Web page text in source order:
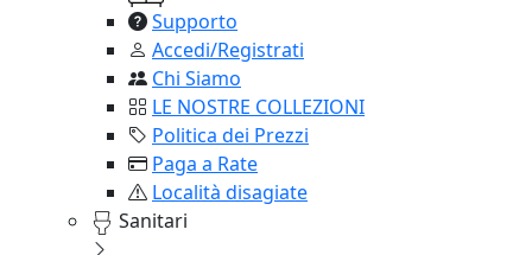
Supporto
Accedi/Registrati
Chi Siamo
LE NOSTRE COLLEZIONI
Politica dei Prezzi
Paga a Rate
Località disagiate
Sanitari